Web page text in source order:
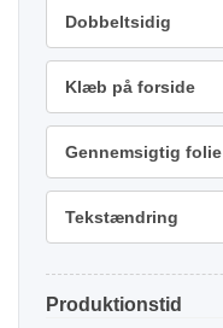
Dobbeltsidig
Klæb på forside
Gennemsigtig folie
Tekstændring
Produktionstid